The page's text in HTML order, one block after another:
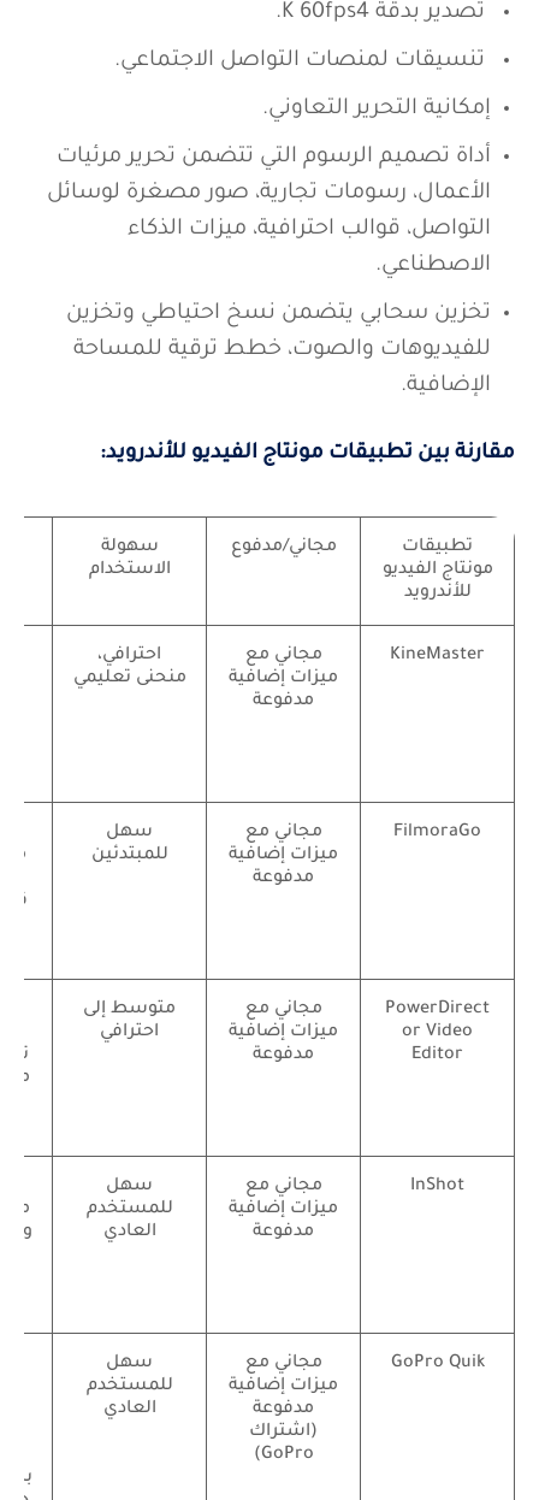
تصدير بدقة K 60fps4.
تنسيقات لمنصات التواصل الاجتماعي.
إمكانية التحرير التعاوني.
أداة تصميم الرسوم التي تتضمن تحرير مرئيات
الأعمال، رسومات تجارية، صور مصغرة لوسائل
التواصل، قوالب احترافية، ميزات الذكاء
الاصطناعي.
تخزين سحابي يتضمن نسخ احتياطي وتخزين
للفيديوهات والصوت، خطط ترقية للمساحة
الإضافية.
مقارنة بين تطبيقات مونتاج الفيديو للأندرويد:
تطبيقات
مونتاج الفيديو
للأندرويد
مجاني/مدفوع
سهولة
الاستخدام
KineMaster
مجاني مع
ميزات إضافية
مدفوعة
احترافي،
منحنى تعليمي
FilmoraGo
مجاني مع
ميزات إضافية
مدفوعة
سهل
للمبتدئين
PowerDirect
or Video
Editor
مجاني مع
ميزات إضافية
مدفوعة
متوسط إلى
احترافي
InShot
مجاني مع
ميزات إضافية
مدفوعة
سهل
للمستخدم
العادي
GoPro Quik
مجاني مع
ميزات إضافية
مدفوعة
(اشتراك
GoPro)
سهل
للمستخدم
العادي